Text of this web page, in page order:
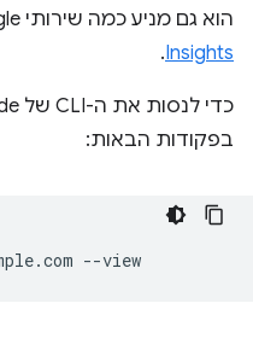
הוא גם מניע כמה שירותי Google, כולל
Insights
.
בפקודות הבאות: